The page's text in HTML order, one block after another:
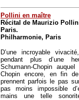
Pollini en maître
Récital de Maurizio
Paris.
Philharmonie, Paris
D’une incroyable
pendant plus d’une
Schumann-Chopin
Chopin encore, en fin
prennent parfois le pas
pas moins impossible
mains une telle